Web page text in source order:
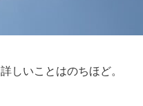
詳しいことはのちほど。